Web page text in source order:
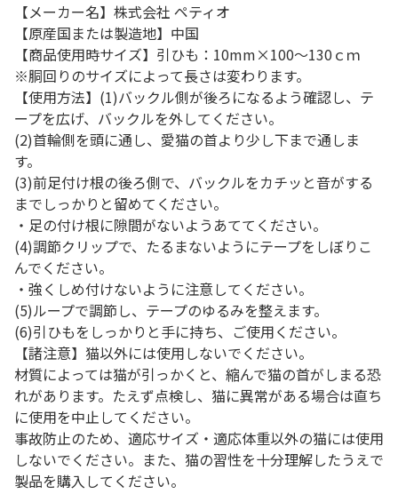
【メーカー名】株式会社 ペティオ
【原産国または製造地】中国
【商品使用時サイズ】引ひも：10mm×100～130ｃｍ
※胴回りのサイズによって長さは変わります。
【使用方法】(1)バックル側が後ろになるよう確認し、テ
ープを広げ、バックルを外してください。
(2)首輪側を頭に通し、愛猫の首より少し下まで通しま
す。
(3)前足付け根の後ろ側で、バックルをカチッと音がする
までしっかりと留めてください。
・足の付け根に隙間がないようあててください。
(4)調節クリップで、たるまないようにテープをしぼりこ
んでください。
・強くしめ付けないように注意してください。
(5)ループで調節し、テープのゆるみを整えます。
(6)引ひもをしっかりと手に持ち、ご使用ください。
【諸注意】猫以外には使用しないでください。
材質によっては猫が引っかくと、縮んで猫の首がしまる恐
れがあります。たえず点検し、猫に異常がある場合は直ち
に使用を中止してください。
事故防止のため、適応サイズ・適応体重以外の猫には使用
しないでください。また、猫の習性を十分理解したうえで
製品を購入してください。